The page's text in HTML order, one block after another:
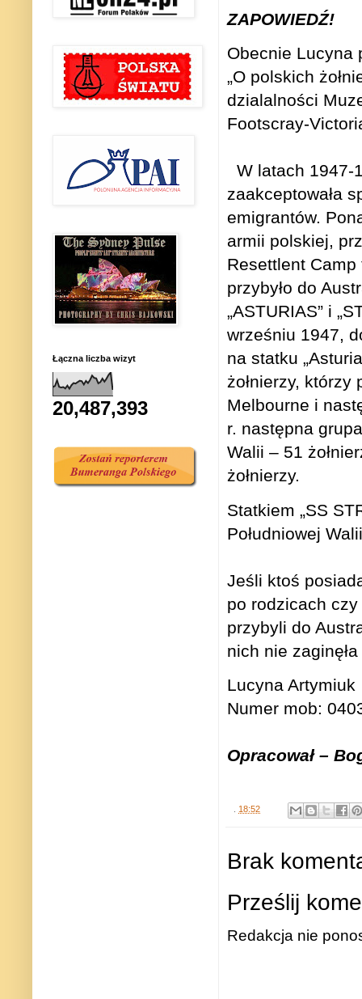
ZAPOWIEDŹ!
Obecnie Lucyna
„O polskich
dzialalności
Footscray-
W latach 1947-
zaakceptowała
emigrantów.
armii polskiej,
Resettlent
przybyło do
„ASTURIAS” i
wrześniu 1947,
na statku
żołnierzy,
Melbourne i
r. następna
Walii – 51
żołnierzy.
Statkiem „SS
Południowej
Jeśli ktoś
po rodzicach
przybyli do
nich nie
Lucyna Artymiuk
Numer mob:
Opracował –
18:52
Brak
Prześlij
Redakcja nie
Łączna liczba wizyt
20,487,393